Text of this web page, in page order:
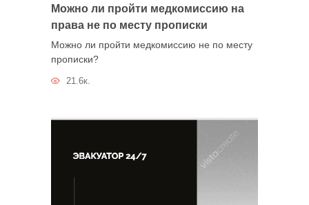
Можно ли пройти медкомиссию на
права не по месту прописки
Можно ли пройти медкомиссию не по месту
прописки?
21.6к.